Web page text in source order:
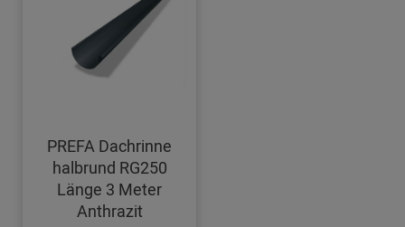
PREFA Dachrinne
halbrund RG250
Länge 3 Meter
Anthrazit